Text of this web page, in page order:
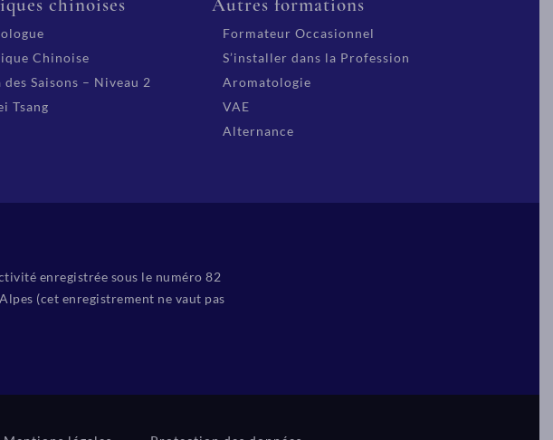
chinoises
Chinoise
des Saisons – Niveau 2
Tsang
Autres formations
Formateur Occasionnel
S’installer dans la Profession
Aromatologie
VAE
Alternance
enregistrée sous le numéro 82
(cet enregistrement ne vaut pas